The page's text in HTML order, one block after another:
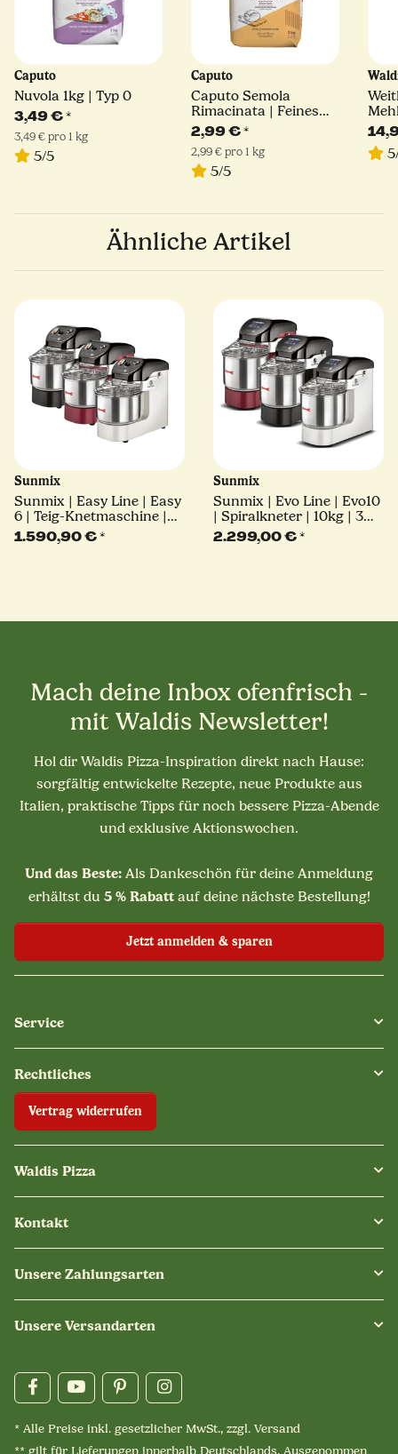
Caputo
Nuvola 1kg | Typ 0
3,49 €*
3,49 € pro 1 kg
5/5
Caputo
Caputo Semola
Rimacinata | Feines
Hartweizengrieß | 1kg
2,99 €*
2,99 € pro 1 kg
5/5
Ähnliche Artikel
Sunmix
Sunmix | Easy Line | Easy
6 | Teig-Knetmaschine |
6kg | 3 Farben
1.590,90 €*
Sunmix
Sunmix | Evo Line | Evo10
| Spiralkneter | 10kg | 3
Farben
2.299,00 €*
Mach deine Inbox ofenfrisch -
mit Waldis Newsletter!
Hol dir Waldis Pizza-Inspiration direkt nach Hause:
sorgfältig entwickelte Rezepte, neue Produkte aus
Italien, praktische Tipps für noch bessere Pizza-Abende
und exklusive Aktionswochen.
Und das Beste: Als Dankeschön für deine Anmeldung
erhältst du 5 % Rabattauf deine nächste Bestellung!
Jetzt anmelden & sparen
Service
Rechtliches
Vertrag widerrufen
Waldis Pizza
Kontakt
Unsere Zahlungsarten
Unsere Versandarten
* Alle Preise inkl. gesetzlicher MwSt., zzgl. Versand
** gilt für Lieferungen innerhalb Deutschlands. Ausgenommen